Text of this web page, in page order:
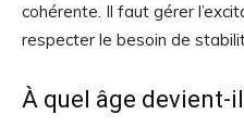
cohérente. Il faut gérer
respecter le besoin de
À quel âge devient-